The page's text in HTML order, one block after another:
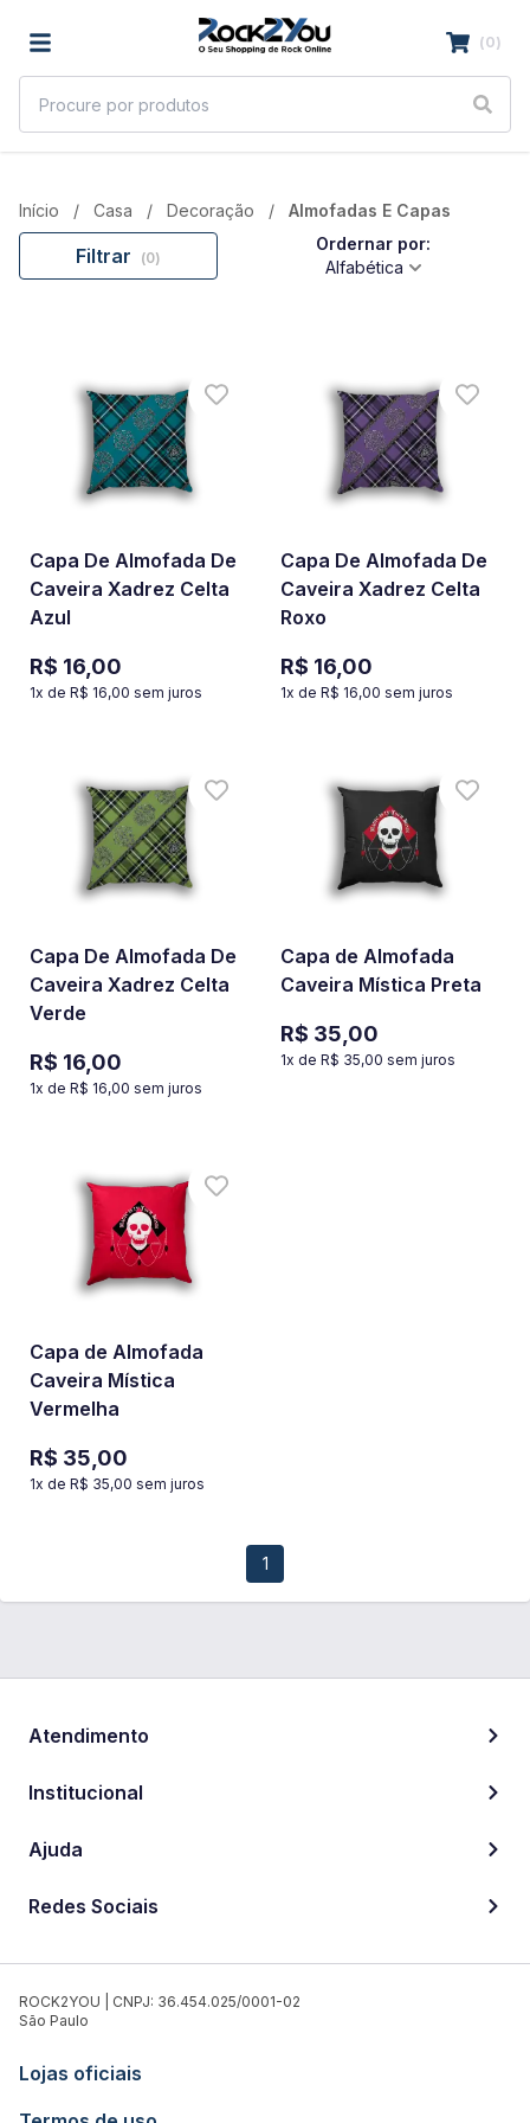
(0)
Início Casa Decoração Almofadas E Capas
Filtrar (0)
Ordernar por:
Alfabética
Capa De Almofada De
Caveira Xadrez Celta
Azul
R$ 16,00
1x de R$ 16,00 sem juros
Capa De Almofada De
Caveira Xadrez Celta
Roxo
R$ 16,00
1x de R$ 16,00 sem juros
Capa De Almofada De
Caveira Xadrez Celta
Verde
R$ 16,00
1x de R$ 16,00 sem juros
Capa de Almofada
Caveira Mística Preta
R$ 35,00
1x de R$ 35,00 sem juros
Capa de Almofada
Caveira Mística
Vermelha
R$ 35,00
1x de R$ 35,00 sem juros
1
Atendimento
Institucional
Ajuda
Redes Sociais
ROCK2YOU | CNPJ: 36.454.025/0001-02
São Paulo
Lojas oficiais